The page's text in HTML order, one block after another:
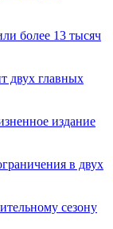
более 13 тысяч
двух главных
издание
в двух
сезону